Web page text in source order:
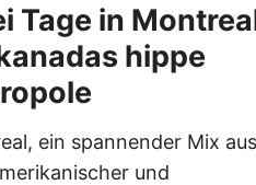
Tage in
hippe
ein spannender Mix aus
und